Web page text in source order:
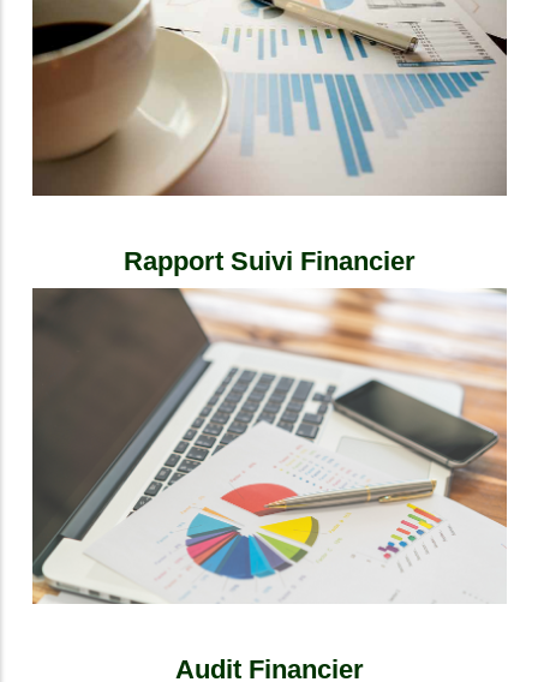
Rapport Suivi Financier
Audit Financier